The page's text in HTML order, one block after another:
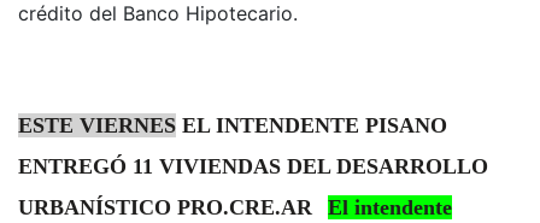
crédito del Banco Hipotecario.
ESTE VIERNES EL INTENDENTE PISANO
ENTREGÓ 11 VIVIENDAS DEL DESARROLLO
URBANÍSTICO PRO.CRE.AR
El intendente